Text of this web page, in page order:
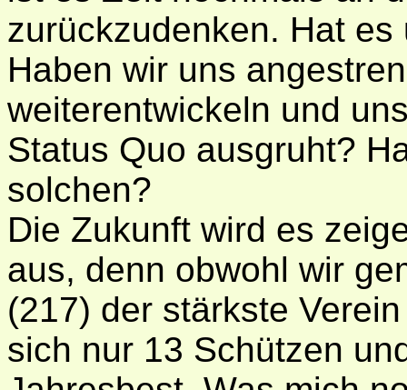
zurückzudenken. Hat
Haben wir uns
weiterentwickeln und
Status Quo ausgruht?
solchen?
Die Zukunft wird es
aus, denn obwohl wir
(217) der stärkste
sich nur 13 Schützen